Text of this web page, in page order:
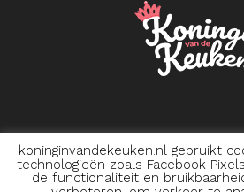
Cookiebeleid
koninginvandekeuken.nl gebruikt
technologieën zoals Facebook
de functionaliteit en